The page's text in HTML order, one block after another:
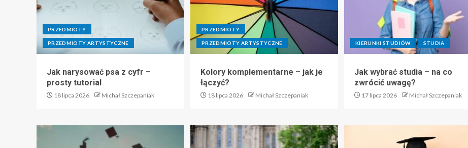
PRZEDMIOTY
PRZEDMIOTY ARTYSTYCZNE
Jak narysować psa z cyfr –
prosty tutorial
18 lipca 2026 Michał Szczepaniak
PRZEDMIOTY
PRZEDMIOTY ARTYSTYCZNE
Kolory komplementarne – jak je
łączyć?
18 lipca 2026 Michał Szczepaniak
KIERUNKI STUDIÓW STUDIA
Jak wybrać studia – na co
zwrócić uwagę?
17 lipca 2026 Michał Szczepaniak